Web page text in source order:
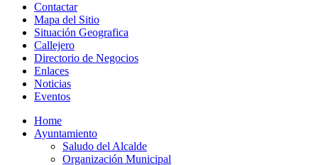
Contactar
Mapa del Sitio
Situación Geografica
Callejero
Directorio de Negocios
Enlaces
Noticias
Eventos
Home
Ayuntamiento
Saludo del Alcalde
Organización Municipal